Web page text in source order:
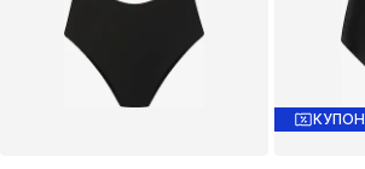
КУПОН